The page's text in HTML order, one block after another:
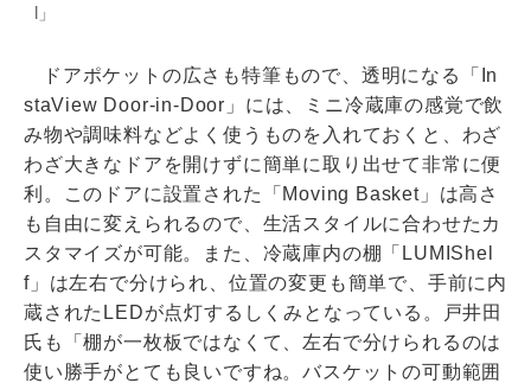
l」
ドアポケットの広さも特筆もので、透明になる「In
staView Door-in-Door」には、ミニ冷蔵庫の感覚で飲
み物や調味料などよく使うものを入れておくと、わざ
わざ大きなドアを開けずに簡単に取り出せて非常に便
利。このドアに設置された「Moving Basket」は高さ
も自由に変えられるので、生活スタイルに合わせたカ
スタマイズが可能。また、冷蔵庫内の棚「LUMIShel
f」は左右で分けられ、位置の変更も簡単で、手前に内
蔵されたLEDが点灯するしくみとなっている。戸井田
氏も「棚が一枚板ではなくて、左右で分けられるのは
使い勝手がとても良いですね。バスケットの可動範囲